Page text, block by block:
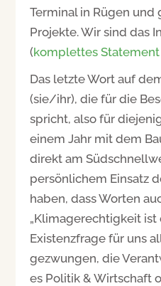
Terminal in Rügen
Projekte. Wir sind das
(komplettes
Das letzte Wort auf
(sie/ihr), die für die
spricht, also für
einem Jahr mit dem
direkt am
persönlichem Einsatz
haben, dass Worten
„Klimagerechtigkeit
Existenzfrage für uns
gezwungen, die
es Politik & Wirtschaft